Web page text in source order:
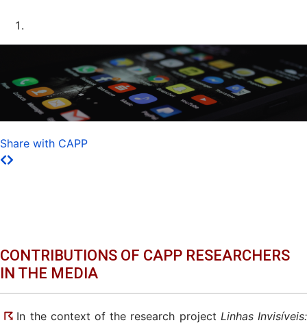
Share with CAPP
CONTRIBUTIONS OF CAPP RESEARCHERS
IN THE MEDIA
☈ In the context of the research project Linhas Invisíveis: